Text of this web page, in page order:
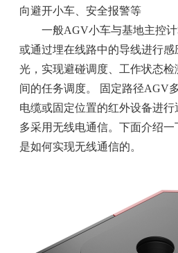
向避开小车、安全报警等
一般AGV小车与基地主控
或通过埋在线路中的导线进行
光，实现避碰调度、工作状态
间的任务调度。 固定路径AGV
电缆或固定位置的红外设备进
多采用无线电通信。下面介绍
是如何实现无线通信的。